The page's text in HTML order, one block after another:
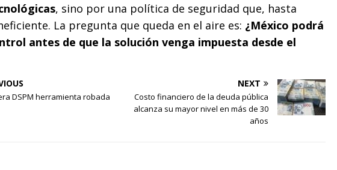
, sino por una política de seguridad que, hasta
La pregunta que queda en el aire es: ¿México podrá
antes de que la solución venga impuesta desde el
DSPM herramienta robada
NEXT
Costo financiero de la deuda pública
alcanza su mayor nivel en más de 30
años